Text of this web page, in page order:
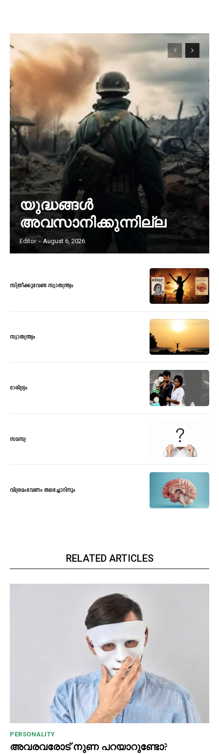
യുദ്ധങ്ങൾ
അവസാനിക്കുന്നില്ല
Editor - August 6, 2026
സ്ത്രീക്കുവേണ്ട സ്വാതന്ത്ര്യം
സ്വാതന്ത്ര്യം
ദാരിദ്ര്യം
സമസ്യ
വിശ്രമംവേണം തലച്ചോറിനും
RELATED ARTICLES
PERSONALITY
അവരവരോട് നുണ പറയാറുണ്ടോ?